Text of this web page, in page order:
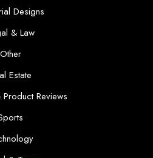
Designs
& Law
Other
Estate
Reviews